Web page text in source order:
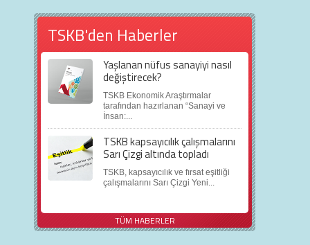
TSKB'den Haberler
Yaşlanan nüfus sanayiyi nasıl
değiştirecek?
TSKB Ekonomik Araştırmalar
tarafından hazırlanan “Sanayi ve
İnsan:...
TSKB kapsayıcılık çalışmalarını
Sarı Çizgi altında topladı
TSKB, kapsayıcılık ve fırsat eşitliği
çalışmalarını Sarı Çizgi Yeni...
TÜM HABERLER